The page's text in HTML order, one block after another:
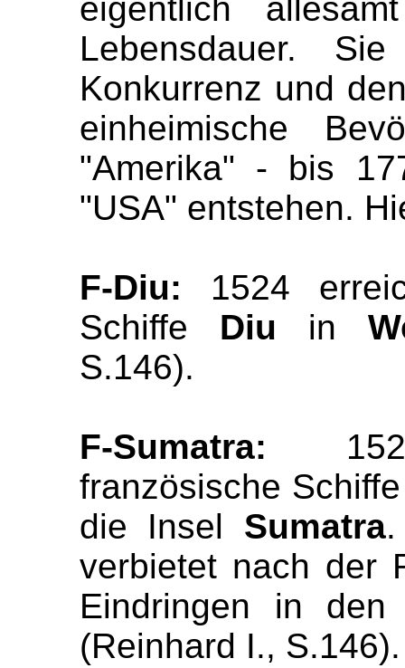
eigentlich
Lebensdauer.
Konkurrenz und
einheimische
"Amerika" - bis
"USA" entstehen.
F-Diu: 1524
Schiffe Diu in
S.146).
F-Sumatra:
französische
die Insel Sumatra.
verbietet nach der
Eindringen in den
(Reinhard I., S.146).